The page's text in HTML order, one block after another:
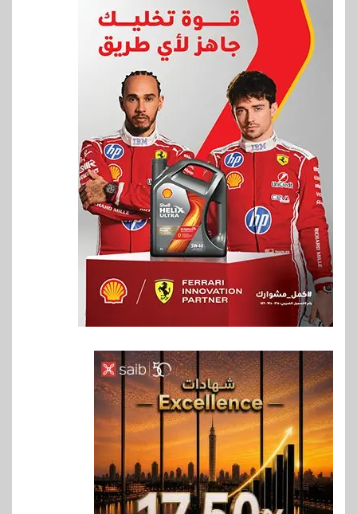
6
اخبار
غرفة القاهرة تنظم ندوة إلكترونية
لدعم الصادرات وتحقيق
مستهدفات رؤية مصر 2030
7
بنوك